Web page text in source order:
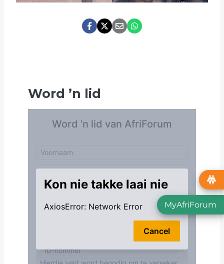
Word ’n lid
MyAfriForum